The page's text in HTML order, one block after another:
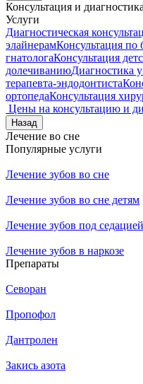
Консультация и диагностика
Услуги
Диагностическая
элайнерамКонсультация по
гнатологаКонсультация
долечиваниюДиагностика
терапевта-эндодонтиста
ортопедаКонсультация
Цены на консультацию и
Назад
Лечение во сне
Популярные услуги
Лечение зубов во сне
Лечение зубов во сне детям
Лечение зубов под седацией
Лечение зубов в наркозе
Препараты
Севоран
Пропофол
Дантролен
Закись азота